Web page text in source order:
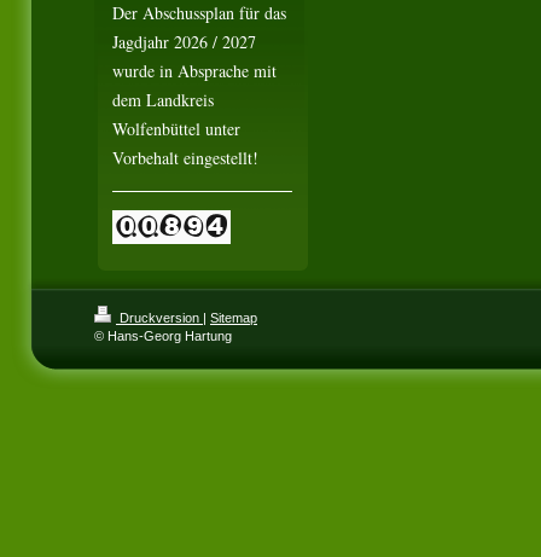
Der Abschussplan für das
Jagdjahr 2026 / 2027
wurde in Absprache mit
dem Landkreis
Wolfenbüttel unter
Vorbehalt eingestellt!
Druckversion | Sitemap
© Hans-Georg Hartung